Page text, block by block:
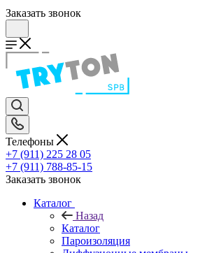
Заказать звонок
Телефоны
+7 (911) 225 28 05
+7 (911) 788-85-15
Заказать звонок
Каталог
Назад
Каталог
Пароизоляция